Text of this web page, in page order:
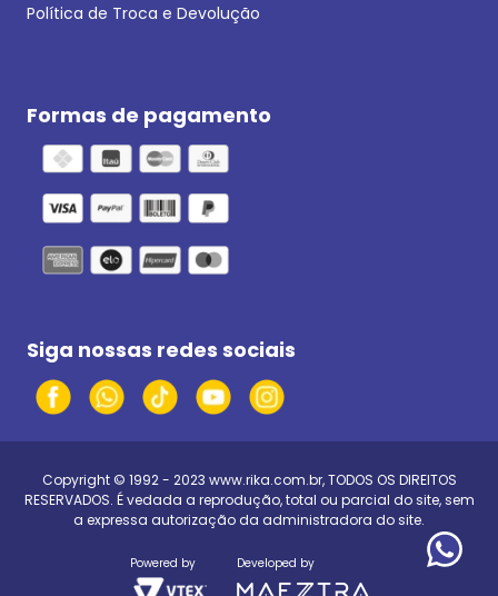
Política de Troca e Devolução
Formas de pagamento
Siga nossas redes sociais
Copyright © 1992 - 2023 www.rika.com.br, TODOS OS DIREITOS
RESERVADOS. É vedada a reprodução, total ou parcial do site, sem
a expressa autorização da administradora do site.
Powered by Developed by